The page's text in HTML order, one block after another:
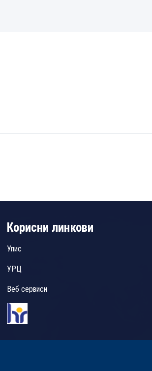
Корисни линкови
Упис
УРЦ
Веб сервиси